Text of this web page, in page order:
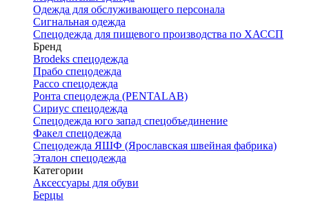
Одежда для обслуживающего персонала
Сигнальная одежда
Спецодежда для пищевого производства по ХАССП
Бренд
Brodeks спецодежда
Прабо спецодежда
Рассо спецодежда
Ронта спецодежда (PENTALAB)
Сириус спецодежда
Спецодежда юго запад спецобъединение
Факел спецодежда
Спецодежда ЯШФ (Ярославская швейная фабрика)
Эталон спецодежда
Категории
Аксессуары для обуви
Берцы